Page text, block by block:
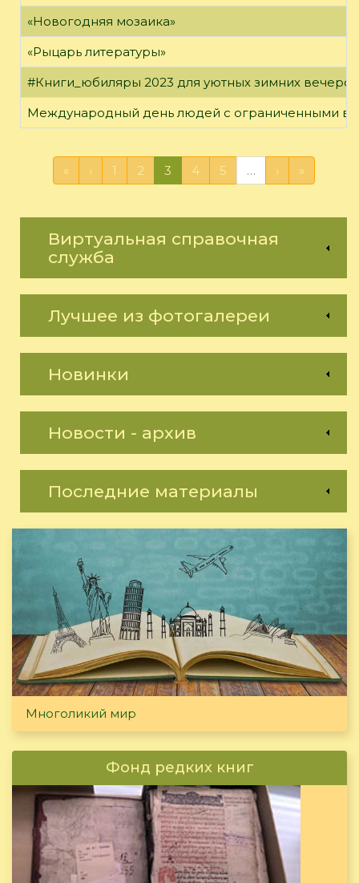
«Новогодняя мозаика»
«Рыцарь литературы»
#Книги_юбиляры 2023 для уютных зимних вечеров
Международный день людей с ограниченными
« ‹ 1 2 3 4 5 … › »
Виртуальная справочная
служба
Лучшее из фотогалереи
Новинки
Новости - архив
Последние материалы
Многоликий мир
Фонд редких книг